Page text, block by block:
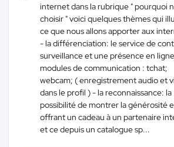
internet dans la rubrique " pourquoi
choisir " voici quelques thèmes qui
ce que nous allons apporter aux
- la différenciation: le service de
surveillance et une présence en
modules de communication : tchat;
webcam; ( enregistrement audio et
dans le profil ) - la reconnaissance: la
possibilité de montrer la générosité
offrant un cadeau à un partenaire
et ce depuis un catalogue sp...